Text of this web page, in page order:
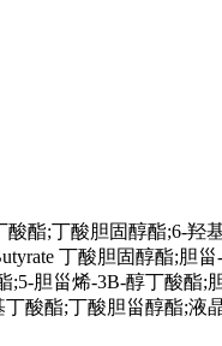
酸酯;丁酸胆固醇酯;6-羟
丁酸胆固醇酯;胆甾
;5-胆甾烯-3Β-醇丁酸酯;
丁酸酯;丁酸胆甾醇酯;液